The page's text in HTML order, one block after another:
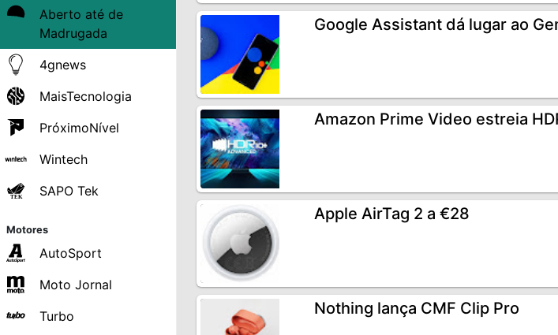
Aberto até de
Madrugada
4gnews
MaisTecnologia
PróximoNível
Wintech
SAPO Tek
Motores
AutoSport
Moto Jornal
Turbo
Google Assistant dá lugar ao
Amazon Prime Video estreia
Apple AirTag 2 a €28
Nothing lança CMF Clip Pro